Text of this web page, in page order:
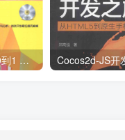
Unity3D/2D游戏开发从0到1 （刘国柱著） 完整版_游戏开发教程